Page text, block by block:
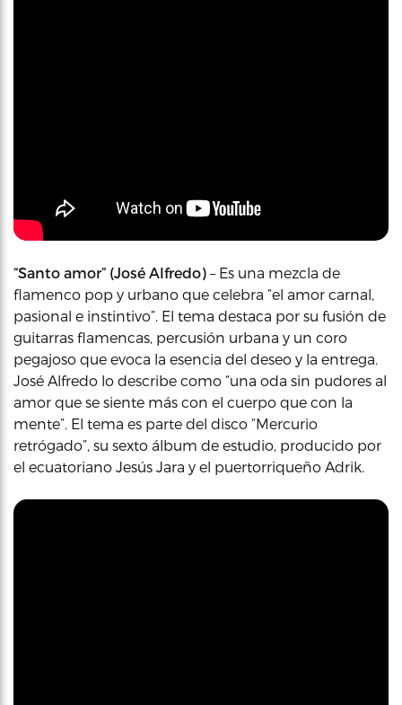
“Santo amor” (José Alfredo) – Es una mezcla de
flamenco pop y urbano que celebra “el amor carnal,
pasional e instintivo”. El tema destaca por su fusión de
guitarras flamencas, percusión urbana y un coro
pegajoso que evoca la esencia del deseo y la entrega.
José Alfredo lo describe como “una oda sin pudores al
amor que se siente más con el cuerpo que con la
mente”. El tema es parte del disco “Mercurio
retrógado”, su sexto álbum de estudio, producido por
el ecuatoriano Jesús Jara y el puertorriqueño Adrik.